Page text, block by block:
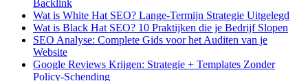
Backlink
Wat is White Hat SEO? Lange-Termijn Strategie Uitgelegd
Wat is Black Hat SEO? 10 Praktijken die je Bedrijf Slopen
SEO Analyse: Complete Gids voor het Auditen van je
Website
Google Reviews Krijgen: Strategie + Templates Zonder
Policy-Schending